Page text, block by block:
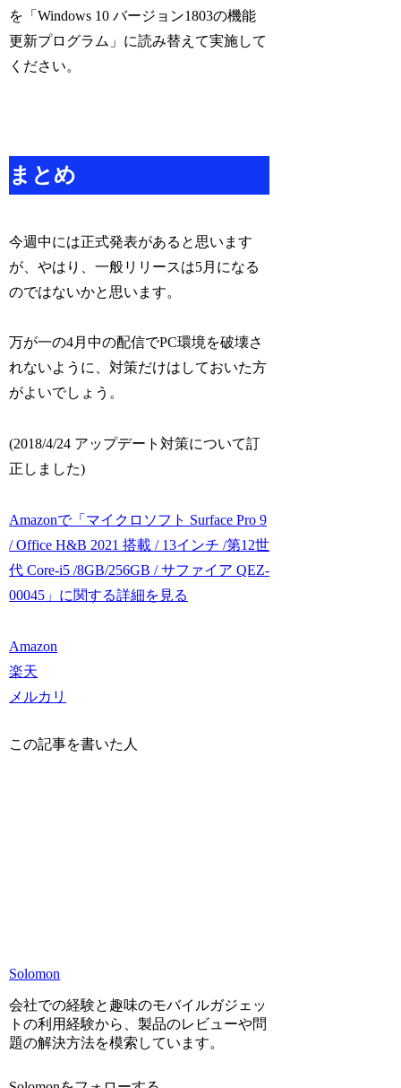
を「Windows 10 バージョン1803の機能
更新プログラム」に読み替えて実施して
ください。
まとめ
今週中には正式発表があると思います
が、やはり、一般リリースは5月になる
のではないかと思います。
万が一の4月中の配信でPC環境を破壊さ
れないように、対策だけはしておいた方
がよいでしょう。
(2018/4/24 アップデート対策について訂
正しました)
Amazonで「マイクロソフト Surface Pro 9
/ Office H&B 2021 搭載 / 13インチ /第12世
代 Core-i5 /8GB/256GB / サファイア QEZ-
00045」に関する詳細を見る
Amazon
楽天
メルカリ
この記事を書いた人
Solomon
会社での経験と趣味のモバイルガジェッ
トの利用経験から、製品のレビューや問
題の解決方法を模索しています。